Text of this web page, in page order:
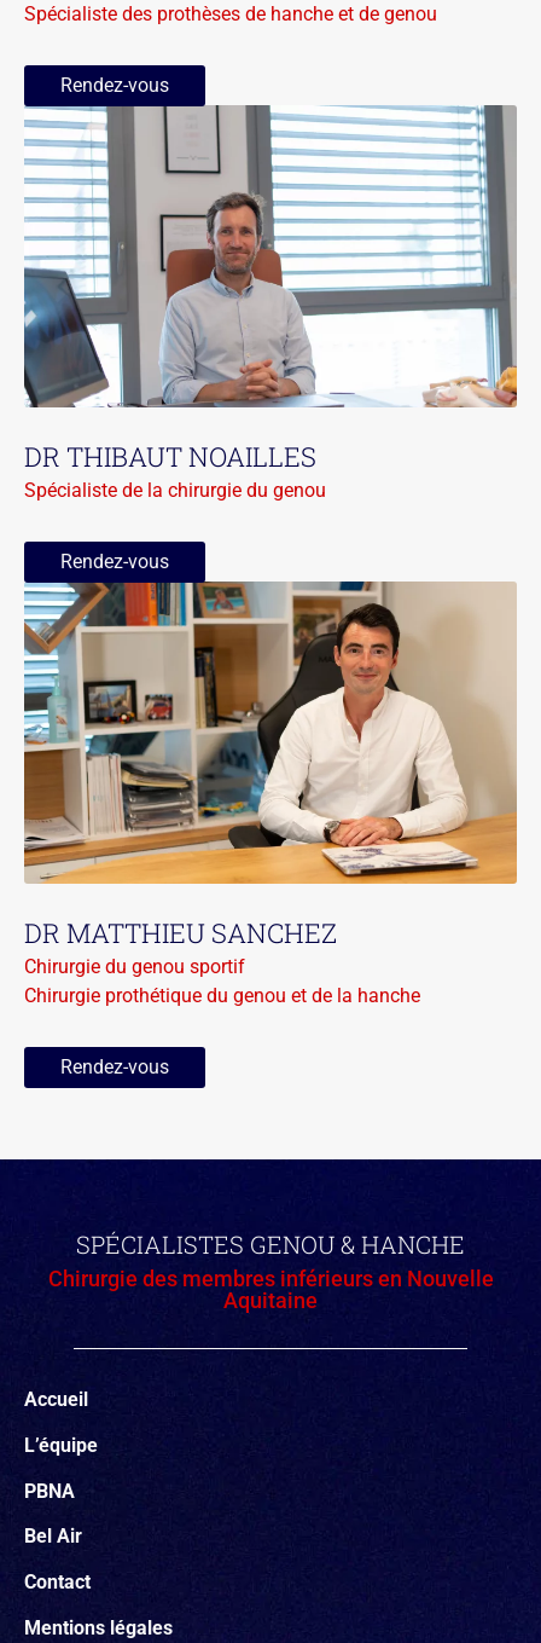
Spécialiste des prothèses de hanche et de genou
Rendez-vous
DR THIBAUT NOAILLES
Spécialiste de la chirurgie du genou
Rendez-vous
DR MATTHIEU SANCHEZ
Chirurgie du genou sportif
Chirurgie prothétique du genou et de la hanche
Rendez-vous
SPÉCIALISTES GENOU & HANCHE
Chirurgie des membres inférieurs en Nouvelle
Aquitaine
Accueil
L’équipe
PBNA
Bel Air
Contact
Mentions légales